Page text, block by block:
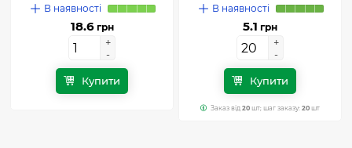
В наявності
18.6грн
+
-
+
-
Купити
В наявності
5.1 грн
+
-
+
-
Купити
Заказ від 20 шт; шаг заказу: 20 шт